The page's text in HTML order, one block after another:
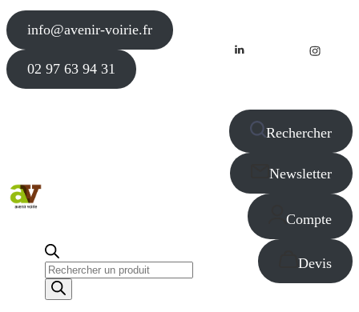
info@avenir-voirie.fr
02 97 63 94 31
Recherche
de
produits
Rechercher
Newsletter
Compte
Devis